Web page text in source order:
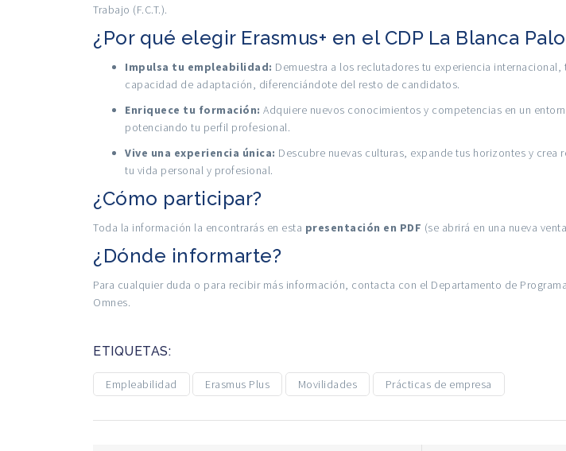
Trabajo (F.C.T.).
¿Por qué elegir Erasmus+ en el CDP La Blanca
Impulsa tu empleabilidad: Demuestra a los reclutadores tu experiencia
capacidad de adaptación, diferenciándote del resto de candidatos.
Enriquece tu formación: Adquiere nuevos conocimientos y competencias en un
potenciando tu perfil profesional.
Vive una experiencia única: Descubre nuevas culturas, expande tus horizontes y crea
tu vida personal y profesional.
¿Cómo participar?
Toda la información la encontrarás en esta presentación en PDF (se abrirá en una nueva
¿Dónde informarte?
Para cualquier duda o para recibir más información, contacta con el Departamento de
Omnes.
ETIQUETAS:
Empleabilidad Erasmus Plus Movilidades Prácticas de empresa